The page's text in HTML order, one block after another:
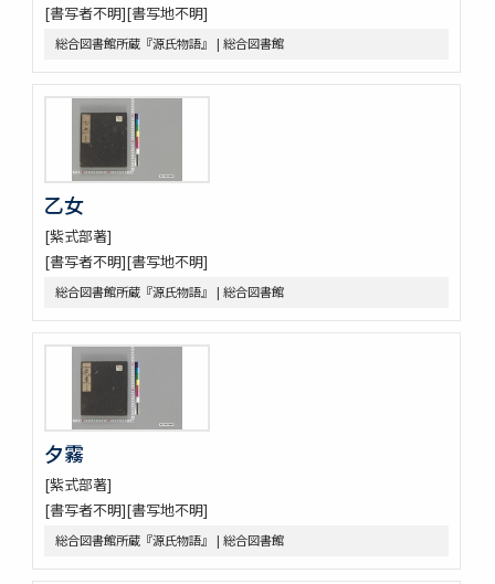
[書写者不明][書写地不明]
総合図書館所蔵『源氏物語』 | 総合図書館
乙女
[紫式部著]
[書写者不明][書写地不明]
総合図書館所蔵『源氏物語』 | 総合図書館
夕霧
[紫式部著]
[書写者不明][書写地不明]
総合図書館所蔵『源氏物語』 | 総合図書館